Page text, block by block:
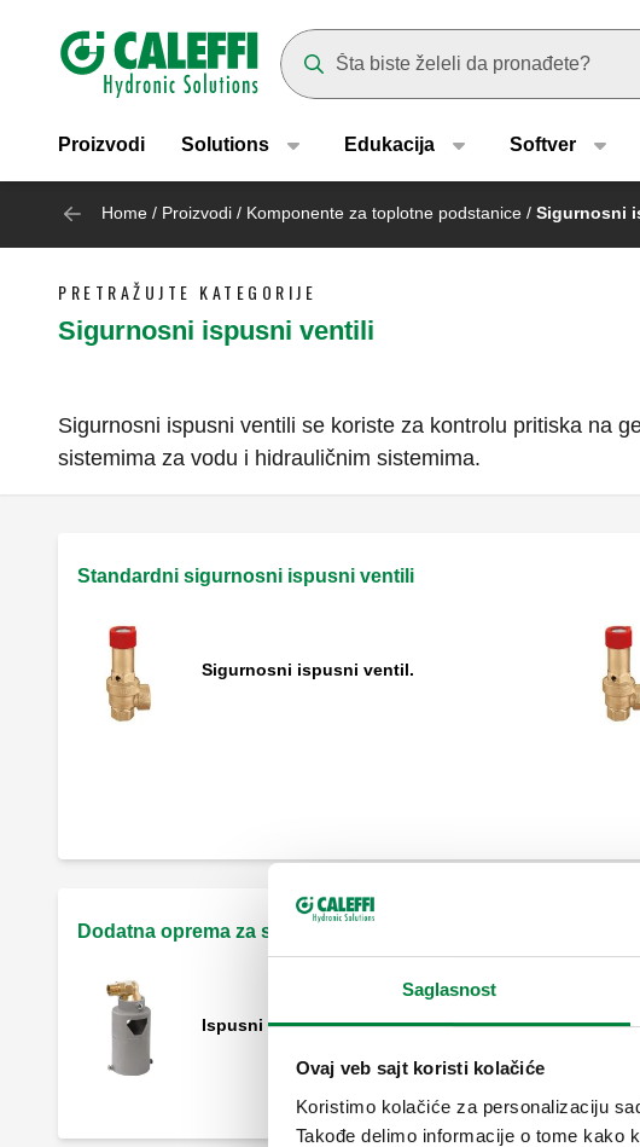
Saglasnost
Ovaj veb sajt koristi kolačiće
Koristimo kolačiće za personalizaciju
Takođe delimo informacije o tome kako
Header main navigation
Proizvodi Solutions Edukacija Softver
Home / Proizvodi / Komponente za toplotne podstanice / Sigurnosni
PRETRAŽUJTE KATEGORIJE
Sigurnosni ispusni ventili
Sigurnosni ispusni ventili se koriste za kontrolu pritiska na
sistemima za vodu i hidrauličnim sistemima.
Standardni sigurnosni ispusni ventili
Sigurnosni ispusni ventil.
Sigurnosni ispusni ventil, ženski
priključci.
Dodatna oprema za sigurnosne ispusne ventile
Ispusni podesivi levak.